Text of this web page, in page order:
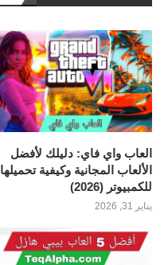
العاب واي فاي: دليلك لأفضل
الألعاب المجانية وكيفية تحميلها
للكمبيوتر (2026)
يناير 31, 2026